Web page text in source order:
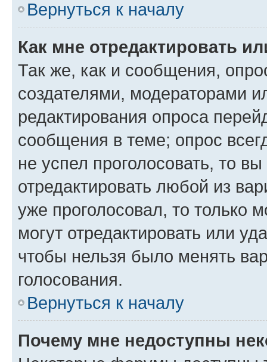
Вернуться к началу
Как мне отредактировать
Так же, как и сообщения,
создателями, модераторами
редактирования опроса
сообщения в теме; опрос
не успел проголосовать, то
отредактировать любой из
уже проголосовал, то только
могут отредактировать или
чтобы нельзя было менять
голосования.
Вернуться к началу
Почему мне недоступны